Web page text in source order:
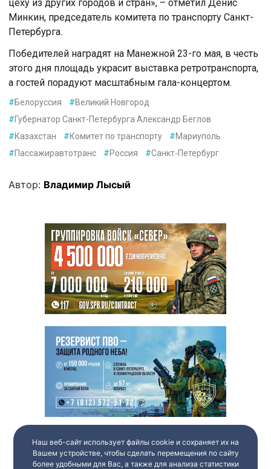
цеху из других городов и стран», – отметил Денис
Минкин, председатель комитета по транспорту Санкт-
Петербурга.
Победителей наградят на Манежной 23-го мая, в честь
этого дня площадь украсит выставка ретротранспорта,
а гостей порадуют масштабным гала-концертом.
#Белоруссия #Великий Новгород
#Губернатор Санкт-Петербурга Александр Беглов
#Казахстан #Комитет по транспорту #Мариуполь
#Пассажиравтотранс #Россия #Санкт-Петербург
Автор: Владимир Лысый
Наш веб-сайт использует файлы cookie и сохраняет их на
Вашем устройстве, чтобы сделать перемещения по сайту
более удобными для Вас, а также для анализа статистики